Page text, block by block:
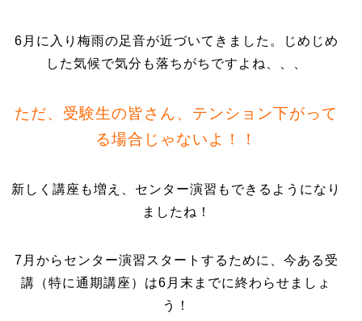
6月に入り梅雨の足音が近づいてきました。じめじめ
した気候で気分も落ちがちですよね、、、
ただ、 受験生の皆さん、テンション下がって
る場合じゃないよ！！
新しく講座も増え、センター演習もできるようになり
ましたね！
7月からセンター演習スタートするために、今ある受
講（特に通期講座）は6月末までに終わらせましょ
う！